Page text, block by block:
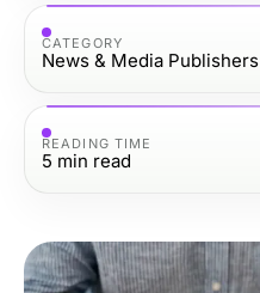
CATEGORY
News & Media Publishers
READING TIME
5 min read